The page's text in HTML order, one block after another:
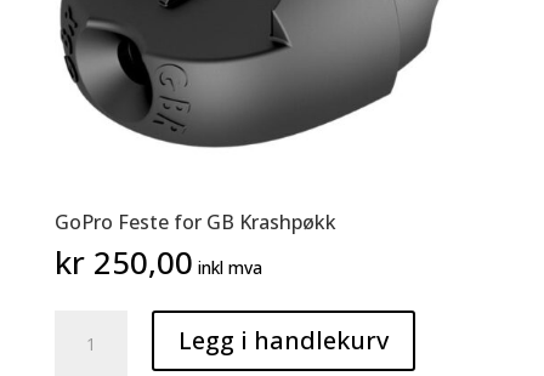
GoPro Feste for GB Krashpøkk
kr250,00 inkl mva
Feste
Legg i handlekurv